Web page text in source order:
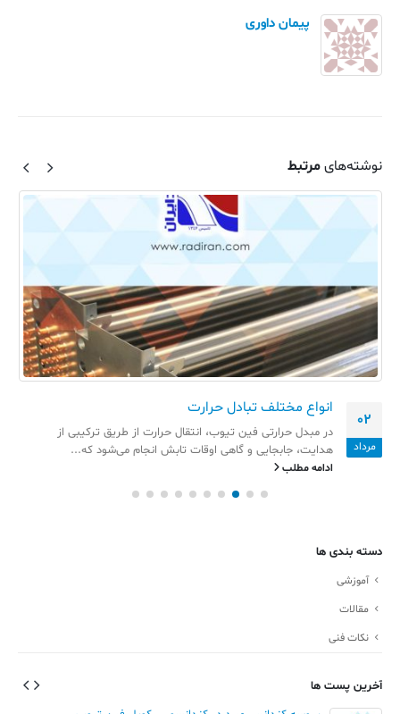
پیمان داوری
نوشته‌هایمرتبط
02
مرداد
انواع مختلف تبادل حرارت
در مبدل حرارتی فین تیوب، انتقال حرارت از طریق ترکیبی از
هدایت، جابجایی و گاهی اوقات تابش انجام می‌شود که...
ادامه مطلب
دسته بندی ها
آموزشی
مقالات
نکات فنی
آخرین پست ها